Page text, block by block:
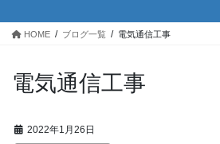
HOME ブログ一覧 電気通信工事
電気通信工事
2022年1月26日